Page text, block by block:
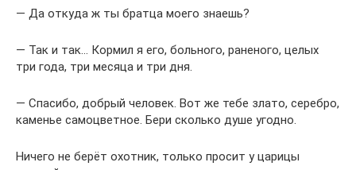
— Да откуда ж ты братца моего знаешь?
— Так и так… Кормил я его, больного, раненого, целых
три года, три месяца и три дня.
— Спасибо, добрый человек. Вот же тебе злато, серебро,
каменье самоцветное. Бери сколько душе угодно.
Ничего не берёт охотник, только просит у царицы